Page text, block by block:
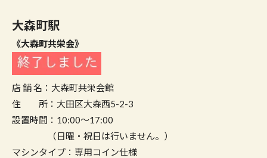
大森町駅
《大森町共栄会》
店 舗 名：大森町共栄会館
住 所：大田区大森西5-2-3
設置時間：10:00～17:00
（日曜・祝日は行いません。）
マシンタイプ：専用コイン仕様